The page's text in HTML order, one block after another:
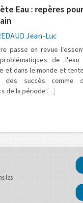
Eau : repères pour
Jean-Luc
passe en revue
de l'eau
et dans le monde et
des succès comme
de la période [...]
les